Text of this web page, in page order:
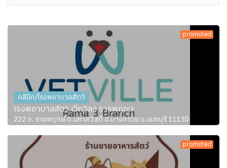
promoted
คลินิก/โรงพยาบาลสัตว์
โรงพยาบาลสัตว์ เว็ทวิลล์ ราชพฤกษ์
222 ถ. ราชพฤกษ์ ต.มหาสวัสดิ์ อ.บางกรวย จ.นนทบุรี 11130
promoted